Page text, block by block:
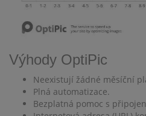
Výhody OptiPic
Neexistují žádné měsíční
Plná automatizace.
Bezplatná pomoc s